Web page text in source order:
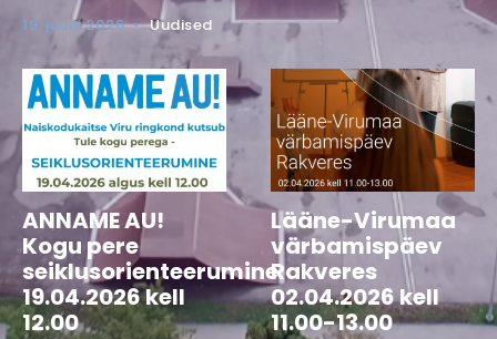
19. juuni 2026 • Uudised
ANNAME AU!
Kogu pere
seiklusorienteerumine
19.04.2026 kell
12.00
Lääne-Virumaa
värbamispäev
Rakveres
02.04.2026 kell
11.00-13.00